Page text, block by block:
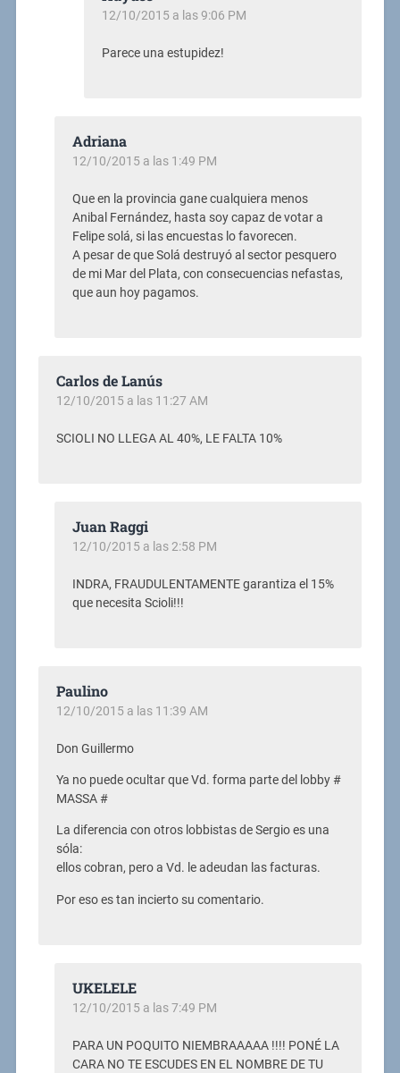
12/10/2015 a las 9:06 PM
Parece una estupidez!
Adriana
12/10/2015 a las 1:49 PM
Que en la provincia gane cualquiera menos
Anibal Fernández, hasta soy capaz de votar a
Felipe solá, si las encuestas lo favorecen.
A pesar de que Solá destruyó al sector pesquero
de mi Mar del Plata, con consecuencias nefastas,
que aun hoy pagamos.
Carlos de Lanús
12/10/2015 a las 11:27 AM
SCIOLI NO LLEGA AL 40%, LE FALTA 10%
Juan Raggi
12/10/2015 a las 2:58 PM
INDRA, FRAUDULENTAMENTE garantiza el 15%
que necesita Scioli!!!
Paulino
12/10/2015 a las 11:39 AM
Don Guillermo
Ya no puede ocultar que Vd. forma parte del lobby #
MASSA #
La diferencia con otros lobbistas de Sergio es una
sóla:
ellos cobran, pero a Vd. le adeudan las facturas.
Por eso es tan incierto su comentario.
UKELELE
12/10/2015 a las 7:49 PM
PARA UN POQUITO NIEMBRAAAAA !!!! PONÉ LA
CARA NO TE ESCUDES EN EL NOMBRE DE TU